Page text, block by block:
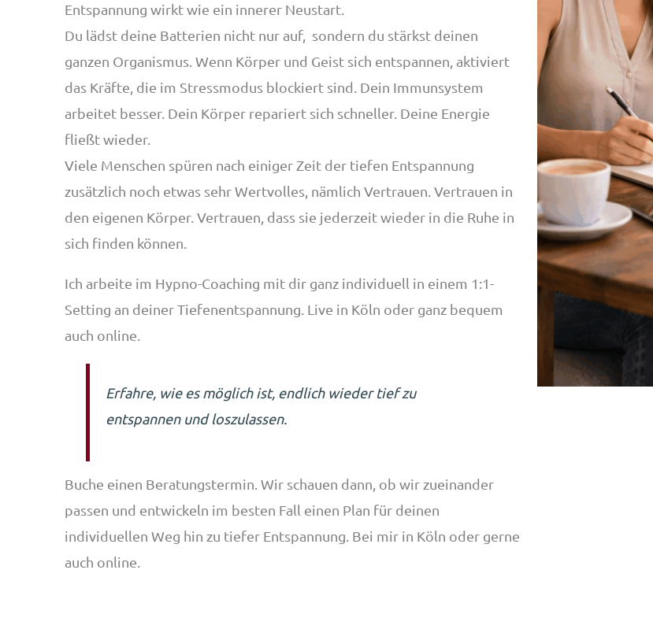
Entspannung wirkt wie ein innerer Neustart.
Du lädst deine Batterien nicht nur auf, sondern du stärkst deinen
ganzen Organismus. Wenn Körper und Geist sich entspannen, aktiviert
das Kräfte, die im Stressmodus blockiert sind. Dein Immunsystem
arbeitet besser. Dein Körper repariert sich schneller. Deine Energie
fließt wieder.
Viele Menschen spüren nach einiger Zeit der tiefen Entspannung
zusätzlich noch etwas sehr Wertvolles, nämlich Vertrauen. Vertrauen in
den eigenen Körper. Vertrauen, dass sie jederzeit wieder in die Ruhe in
sich finden können.
Ich arbeite im Hypno-Coaching mit dir ganz individuell in einem 1:1-
Setting an deiner Tiefenentspannung. Live in Köln oder ganz bequem
auch online.
Erfahre, wie es möglich ist, endlich wieder tief zu
entspannen und loszulassen.
Buche einen Beratungstermin. Wir schauen dann, ob wir zueinander
passen und entwickeln im besten Fall einen Plan für deinen
individuellen Weg hin zu tiefer Entspannung. Bei mir in Köln oder gerne
auch online.